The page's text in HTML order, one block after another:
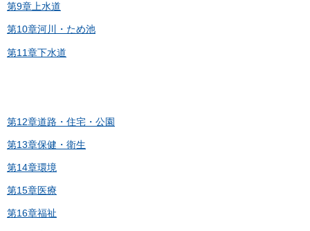
第9章上水道
第10章河川・ため池
第11章下水道
第12章道路・住宅・公園
第13章保健・衛生
第14章環境
第15章医療
第16章福祉